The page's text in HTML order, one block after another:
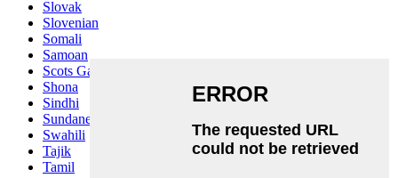
Slovak
Slovenian
Somali
Samoan
Scots Gaelic
Shona
Sindhi
Sundanese
Swahili
Tajik
Tamil